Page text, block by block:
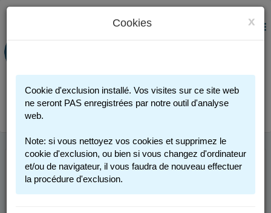
PORTAIL FAMILLE
Connexion
MENU
ANNÉE SCOLAIRE
2026-2027
x
Cookies
Cookie d'exclusion installé. Vos visites sur ce site web
ne seront PAS enregistrées par notre outil d'analyse
web.
Note: si vous nettoyez vos cookies et supprimez le
cookie d'exclusion, ou bien si vous changez d'ordinateur
et/ou de navigateur, il vous faudra de nouveau effectuer
la procédure d'exclusion.